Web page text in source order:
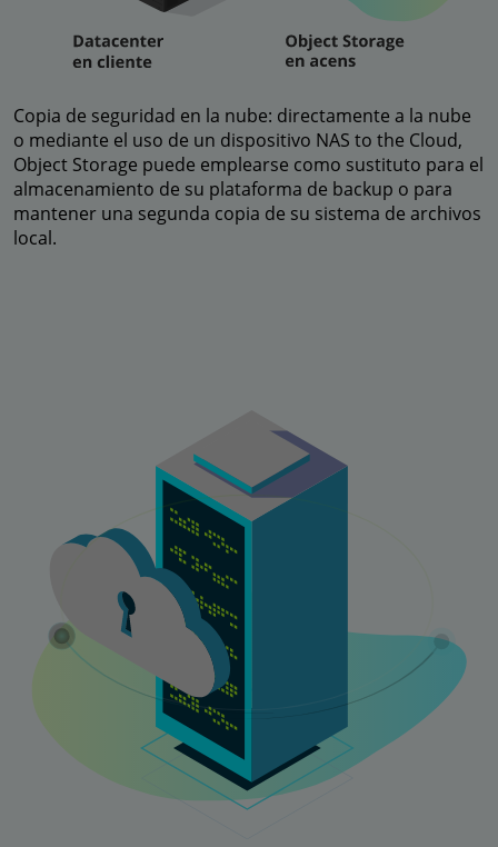
Copia de seguridad en la nube: directamente a la nube
o mediante el uso de un dispositivo NAS to the Cloud,
Object Storage puede emplearse como sustituto para el
almacenamiento de su plataforma de backup o para
mantener una segunda copia de su sistema de archivos
local.